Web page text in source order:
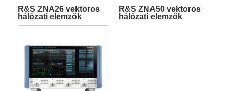
R&S ZNA26 vektoros
hálózati elemzők
R&S ZNA50 vektoros
hálózati elemzők